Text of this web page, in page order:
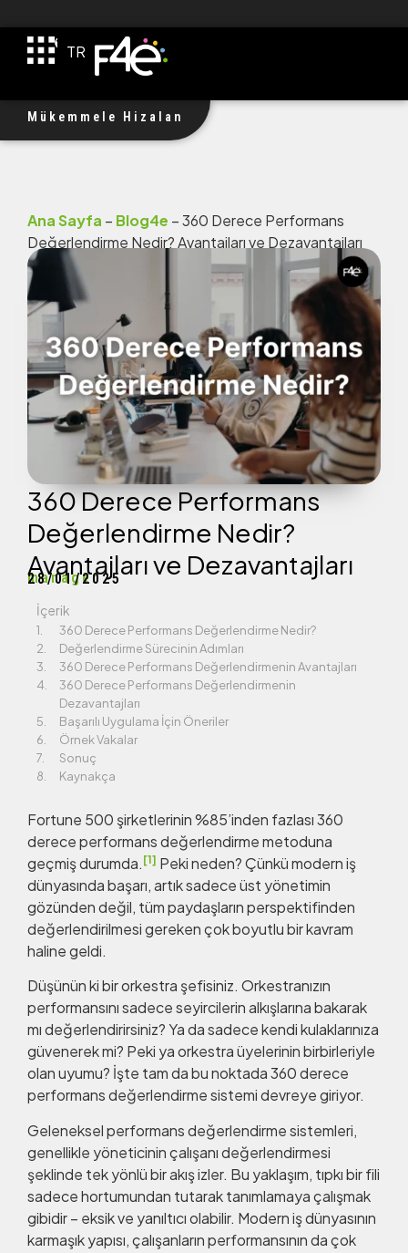
F4e $1M Yatırım Aldı!
TR
DE
Mükemmele Hizalan
Ana Sayfa – Blog4e –360 Derece Performans
Değerlendirme Nedir? Avantajları ve Dezavantajları
360 Derece Performans
Değerlendirme Nedir?
Avantajları ve Dezavantajları
manager
28/01/2025
İçerik
360 Derece Performans Değerlendirme Nedir?
Değerlendirme Sürecinin Adımları
360 Derece Performans Değerlendirmenin Avantajları
360 Derece Performans Değerlendirmenin
Dezavantajları
Başarılı Uygulama İçin Öneriler
Örnek Vakalar
Sonuç
Kaynakça
Fortune 500 şirketlerinin %85’inden fazlası 360
derece performans değerlendirme metoduna
geçmiş durumda. [1] Peki neden? Çünkü modern iş
dünyasında başarı, artık sadece üst yönetimin
gözünden değil, tüm paydaşların perspektifinden
değerlendirilmesi gereken çok boyutlu bir kavram
haline geldi.
Düşünün ki bir orkestra şefisiniz. Orkestranızın
performansını sadece seyircilerin alkışlarına bakarak
mı değerlendirirsiniz? Ya da sadece kendi kulaklarınıza
güvenerek mi? Peki ya orkestra üyelerinin birbirleriyle
olan uyumu? İşte tam da bu noktada 360 derece
performans değerlendirme sistemi devreye giriyor.
Geleneksel performans değerlendirme sistemleri,
genellikle yöneticinin çalışanı değerlendirmesi
şeklinde tek yönlü bir akış izler. Bu yaklaşım, tıpkı bir fili
sadece hortumundan tutarak tanımlamaya çalışmak
gibidir – eksik ve yanıltıcı olabilir. Modern iş dünyasının
karmaşık yapısı, çalışanların performansının da çok